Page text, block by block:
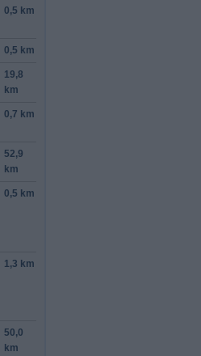
0,5 km
0,5 km
19,8
km
0,7 km
52,9
km
0,5 km
1,3 km
50,0
km